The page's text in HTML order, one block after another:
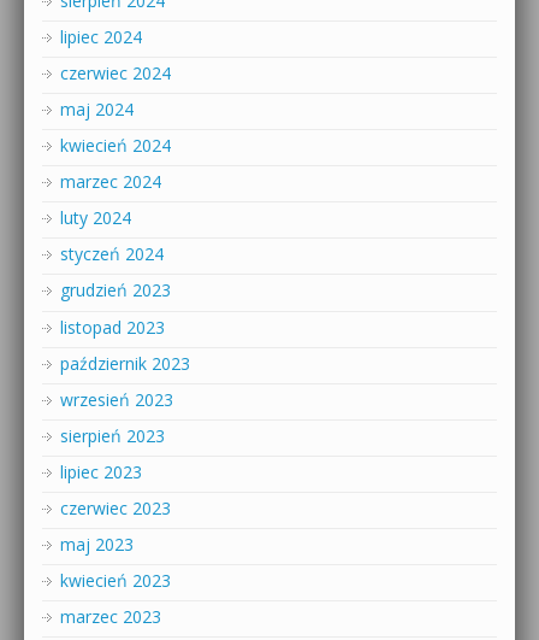
lipiec 2024
czerwiec 2024
maj 2024
kwiecień 2024
marzec 2024
luty 2024
styczeń 2024
grudzień 2023
listopad 2023
październik 2023
wrzesień 2023
sierpień 2023
lipiec 2023
czerwiec 2023
maj 2023
kwiecień 2023
marzec 2023